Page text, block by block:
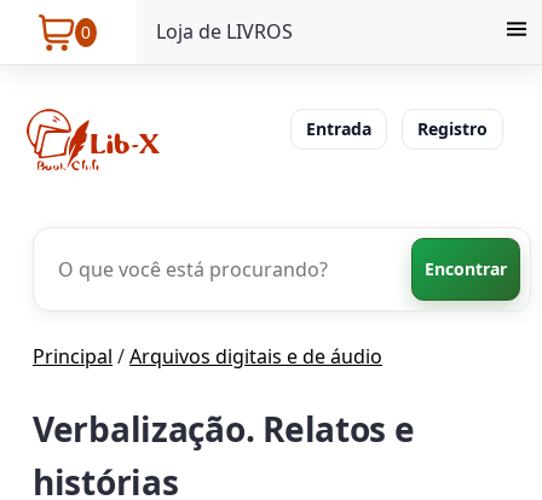
0 Loja de LIVROS
Entrada Registro
Encontrar
Principal /Arquivos digitais e de áudio
Verbalização. Relatos e
histórias